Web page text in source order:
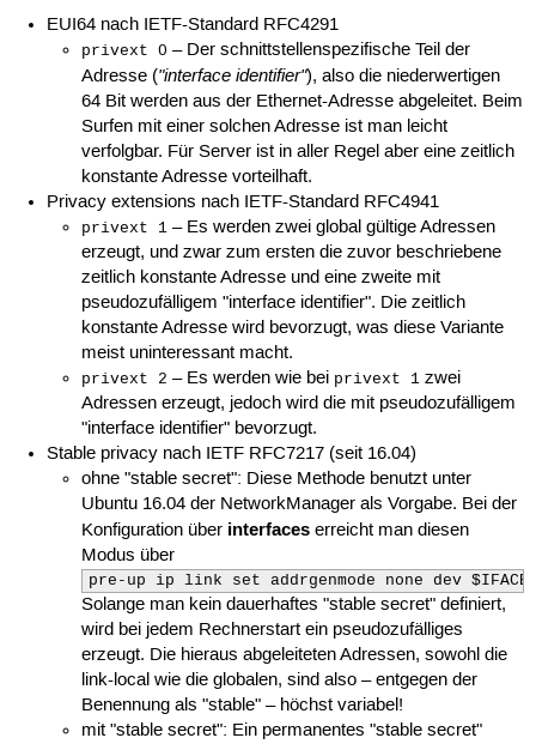
EUI64 nach IETF-Standard RFC4291
privext 0 – Der schnittstellenspezifische Teil der
Adresse ("interface identifier"), also die niederwertigen
64 Bit werden aus der Ethernet-Adresse abgeleitet. Beim
Surfen mit einer solchen Adresse ist man leicht
verfolgbar. Für Server ist in aller Regel aber eine zeitlich
konstante Adresse vorteilhaft.
Privacy extensions nach IETF-Standard RFC4941
privext 1 – Es werden zwei global gültige Adressen
erzeugt, und zwar zum ersten die zuvor beschriebene
zeitlich konstante Adresse und eine zweite mit
pseudozufälligem "interface identifier". Die zeitlich
konstante Adresse wird bevorzugt, was diese Variante
meist uninteressant macht.
privext 2 – Es werden wie bei privext 1 zwei
Adressen erzeugt, jedoch wird die mit pseudozufälligem
"interface identifier" bevorzugt.
Stable privacy nach IETF RFC7217 (seit 16.04)
ohne "stable secret": Diese Methode benutzt unter
Ubuntu 16.04 der NetworkManager als Vorgabe. Bei der
Konfiguration über interfaces erreicht man diesen
Modus über
pre-up ip link set addrgenmode none dev $IFACE
Solange man kein dauerhaftes "stable secret" definiert,
wird bei jedem Rechnerstart ein pseudozufälliges
erzeugt. Die hieraus abgeleiteten Adressen, sowohl die
link-local wie die globalen, sind also – entgegen der
Benennung als "stable" – höchst variabel!
mit "stable secret": Ein permanentes "stable secret"